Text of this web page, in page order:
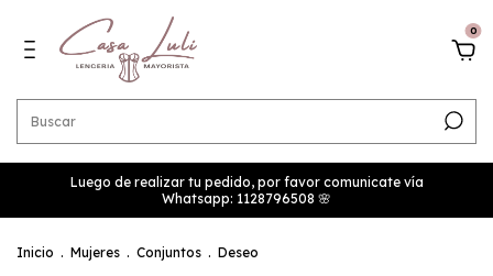
0
Luego de realizar tu pedido, por favor comunicate vía
Whatsapp: 1128796508 🌸
Inicio . Mujeres . Conjuntos . Deseo